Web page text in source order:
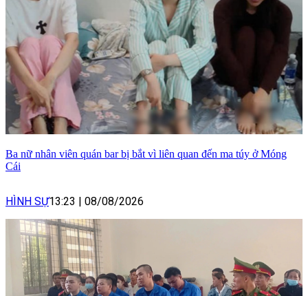
Ba nữ nhân viên quán bar bị bắt vì liên quan đến ma túy ở Móng
Cái
HÌNH SỰ13:23 08/08/2026